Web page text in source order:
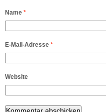
Name *
E-Mail-Adresse *
Website